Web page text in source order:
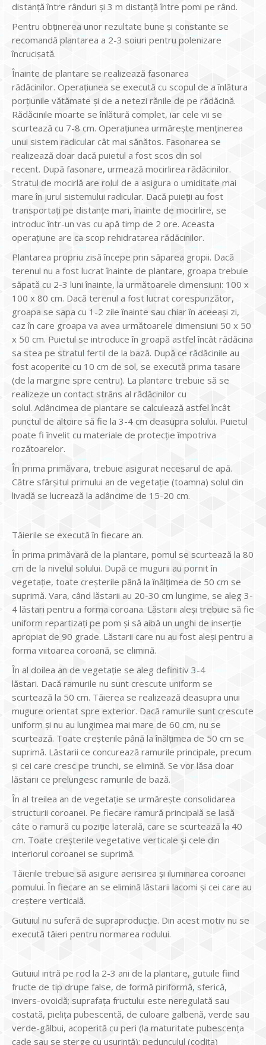
distanță între rânduri și 3 m distanță între pomi pe rând.
Pentru obținerea unor rezultate bune și constante se
recomandă plantarea a 2-3 soiuri pentru polenizare
încrucișată.
Înainte de plantare se realizează fasonarea
rădăcinilor. Operațiunea se execută cu scopul de a înlătura
porțiunile vătămate și de a netezi rănile de pe rădăcină.
Rădăcinile moarte se înlătură complet, iar cele vii se
scurtează cu 7-8 cm. Operațiunea urmărește menținerea
unui sistem radicular cât mai sănătos. Fasonarea se
realizează doar dacă puietul a fost scos din sol
recent. După fasonare, urmează mocirlirea rădăcinilor.
Stratul de mocirlă are rolul de a asigura o umiditate mai
mare în jurul sistemului radicular. Dacă puieții au fost
transportați pe distanțe mari, înainte de mocirlire, se
introduc într-un vas cu apă timp de 2 ore. Aceasta
operațiune are ca scop rehidratarea rădăcinilor.
Plantarea propriu zisă începe prin săparea gropii. Dacă
terenul nu a fost lucrat înainte de plantare, groapa trebuie
săpată cu 2-3 luni înainte, la următoarele dimensiuni: 100 x
100 x 80 cm. Dacă terenul a fost lucrat corespunzător,
groapa se sapa cu 1-2 zile înainte sau chiar în aceeași zi,
caz în care groapa va avea următoarele dimensiuni 50 x 50
x 50 cm. Puietul se introduce în groapă astfel încât rădăcina
sa stea pe stratul fertil de la bază. După ce rădăcinile au
fost acoperite cu 10 cm de sol, se execută prima tasare
(de la margine spre centru). La plantare trebuie să se
realizeze un contact strâns al rădăcinilor cu
solul. Adâncimea de plantare se calculează astfel încât
punctul de altoire să fie la 3-4 cm deasupra solului. Puietul
poate fi învelit cu materiale de protecție împotriva
rozătoarelor.
În prima primăvara, trebuie asigurat necesarul de apă.
Către sfârșitul primului an de vegetație (toamna) solul din
livadă se lucrează la adâncime de 15-20 cm.
Tăierile se execută în fiecare an.
În prima primăvară de la plantare, pomul se scurtează la 80
cm de la nivelul solului. După ce mugurii au pornit în
vegetație, toate creșterile până la înălțimea de 50 cm se
suprimă. Vara, când lăstarii au 20-30 cm lungime, se aleg 3-
4 lăstari pentru a forma coroana. Lăstarii aleși trebuie să fie
uniform repartizați pe pom și să aibă un unghi de inserție
apropiat de 90 grade. Lăstarii care nu au fost aleși pentru a
forma viitoarea coroană, se elimină.
În al doilea an de vegetație se aleg definitiv 3-4
lăstari. Dacă ramurile nu sunt crescute uniform se
scurtează la 50 cm. Tăierea se realizează deasupra unui
mugure orientat spre exterior. Dacă ramurile sunt crescute
uniform și nu au lungimea mai mare de 60 cm, nu se
scurtează. Toate creșterile până la înălțimea de 50 cm se
suprimă. Lăstarii ce concurează ramurile principale, precum
și cei care cresc pe trunchi, se elimină. Se vor lăsa doar
lăstarii ce prelungesc ramurile de bază.
În al treilea an de vegetație se urmărește consolidarea
structurii coroanei. Pe fiecare ramură principală se lasă
câte o ramură cu poziție laterală, care se scurtează la 40
cm. Toate creșterile vegetative verticale și cele din
interiorul coroanei se suprimă.
Tăierile trebuie să asigure aerisirea și iluminarea coroanei
pomului. În fiecare an se elimină lăstarii lacomi și cei care au
creștere verticală.
Gutuiul nu suferă de supraproducție. Din acest motiv nu se
execută tăieri pentru normarea rodului.
Gutuiul intră pe rod la 2-3 ani de la plantare, gutuile fiind
fructe de tip drupe false, de formă piriformă, sferică,
invers-ovoidă; suprafața fructului este neregulată sau
costată, pielița pubescentă, de culoare galbenă, verde sau
verde-gălbui, acoperită cu peri (la maturitate pubescența
cade sau se șterge cu ușurință); pedunculul (codița)